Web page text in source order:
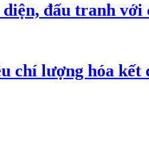
đấu tranh
chí lượng hóa kết